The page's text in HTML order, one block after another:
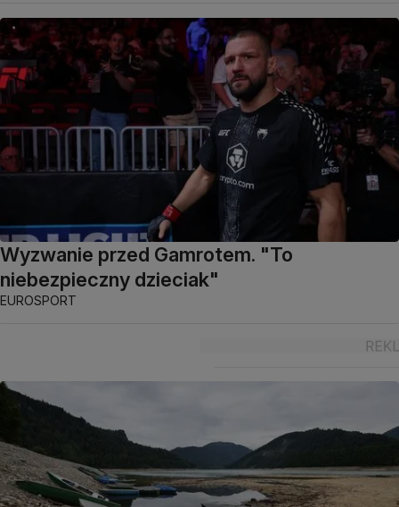
Wyzwanie przed Gamrotem. "To
niebezpieczny dzieciak"
EUROSPORT